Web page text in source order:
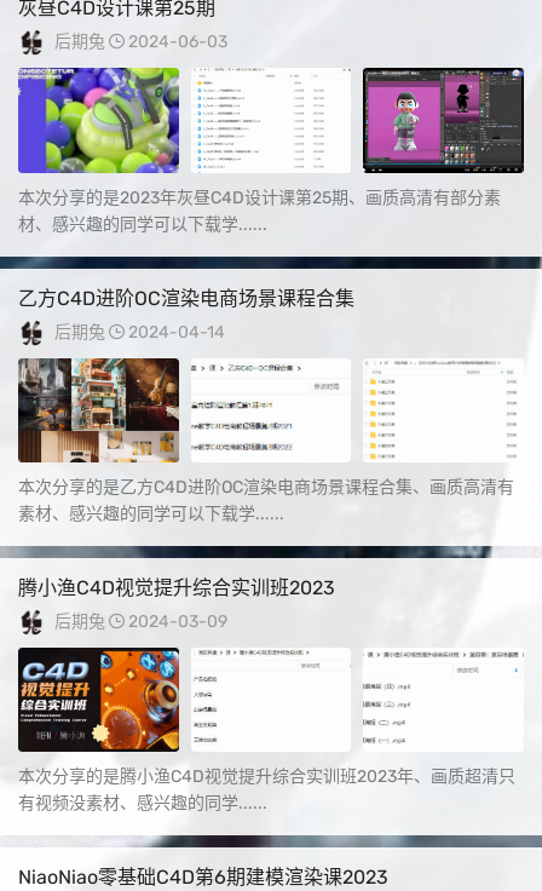
灰昼C4D设计课第25期
后期兔 2024-06-03
本次分享的是2023年灰昼C4D设计课第25期、画质高清有部分素
材、感兴趣的同学可以下载学......
乙方C4D进阶OC渲染电商场景课程合集
后期兔 2024-04-14
本次分享的是乙方C4D进阶OC渲染电商场景课程合集、画质高清有
素材、感兴趣的同学可以下载学......
腾小渔C4D视觉提升综合实训班2023
后期兔 2024-03-09
本次分享的是腾小渔C4D视觉提升综合实训班2023年、画质超清只
有视频没素材、感兴趣的同学......
NiaoNiao零基础C4D第6期建模渲染课2023